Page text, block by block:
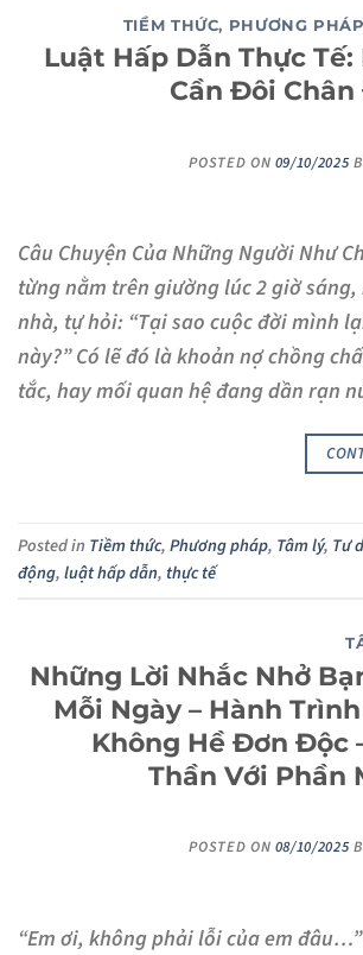
TIỀM THỨC, PHƯƠNG PHÁP
Luật Hấp Dẫn Thực Tế:
Cần Đôi
POSTED ON 09/10/2025
Câu Chuyện Của Những Người Như
từng nằm trên giường lúc 2 giờ
nhà, tự hỏi: “Tại sao cuộc đời mình
này?” Có lẽ đó là khoản nợ chồng
tắc, hay mối quan hệ đang dần rạn
Posted in Tiềm thức,Phương pháp, Tâm lý, Tư
động,luật hấp dẫn, thực tế
Những Lời Nhắc Nhở
Mỗi Ngày – Hành
Không Hề Đơn Độc
Thần Với Phần
POSTED ON 08/10/2025
“Em ơi, không phải lỗi của em